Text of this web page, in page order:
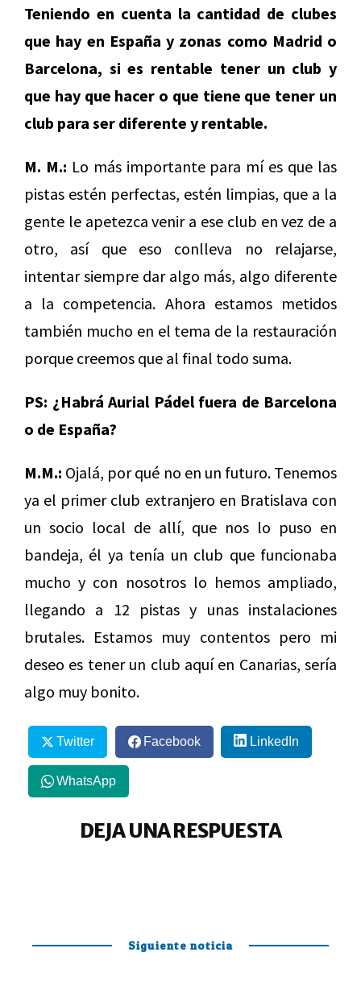
Teniendo en cuenta la cantidad de clubes
que hay en España y zonas como Madrid o
Barcelona, si es rentable tener un club y
que hay que hacer o que tiene que tener un
club para ser diferente y rentable.
M. M.: Lo más importante para mí es que las
pistas estén perfectas, estén limpias, que a la
gente le apetezca venir a ese club en vez de a
otro, así que eso conlleva no relajarse,
intentar siempre dar algo más, algo diferente
a la competencia. Ahora estamos metidos
también mucho en el tema de la restauración
porque creemos que al final todo suma.
PS: ¿Habrá Aurial Pádel fuera de Barcelona
o de España?
M.M.: Ojalá, por qué no en un futuro. Tenemos
ya el primer club extranjero en Bratislava con
un socio local de allí, que nos lo puso en
bandeja, él ya tenía un club que funcionaba
mucho y con nosotros lo hemos ampliado,
llegando a 12 pistas y unas instalaciones
brutales. Estamos muy contentos pero mi
deseo es tener un club aquí en Canarias, sería
algo muy bonito.
Twitter Facebook LinkedIn
WhatsApp
DEJA UNA RESPUESTA
Siguiente noticia